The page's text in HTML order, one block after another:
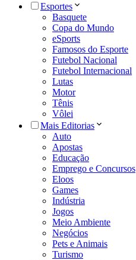
Esportes
Basquete
Copa do Mundo
eSports
Famosos do Esporte
Futebol Nacional
Futebol Internacional
Lutas
Motor
Tênis
Vôlei
Mais Editorias
Auto
Apostas
Educação
Emprego e Concursos
Eloos
Games
Indústria
Jogos
Meio Ambiente
Negócios
Pets e Animais
Turismo